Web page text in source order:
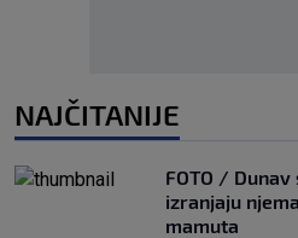
NAJČITANIJE
FOTO /
izranjaju
mamuta